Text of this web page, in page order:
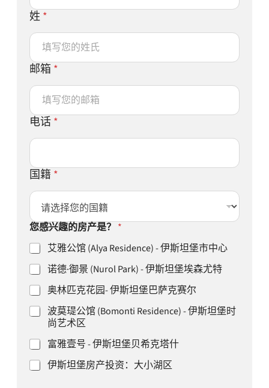
姓 *
邮箱 *
电话 *
国籍 *
您感兴趣的房产是？ *
艾雅公馆 (Alya Residence) - 伊斯坦堡市中心
诺德·御景 (Nurol Park) - 伊斯坦堡埃森尤特
奥林匹克花园- 伊斯坦堡巴萨克赛尔
波莫瑅公馆 (Bomonti Residence) - 伊斯坦堡时
尚艺术区
富雅壹号 - 伊斯坦堡贝希克塔什
伊斯坦堡房产投资：大小湖区